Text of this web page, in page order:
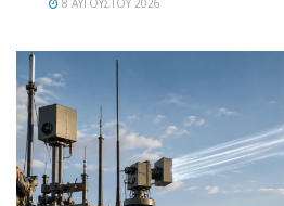
8 ΑΥΓΟΎΣΤΟΥ 2026